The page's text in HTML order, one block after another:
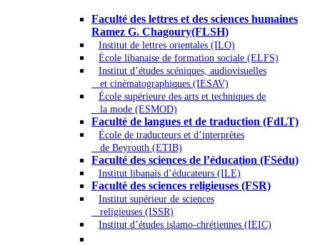
Faculté des lettres et des sciences humaines
Ramez G. Chagoury(FLSH)
Institut de lettres orientales (ILO)
École libanaise de formation sociale (ELFS)
Institut d’études scéniques, audiovisuelles
et cinématographiques (IESAV)
École supérieure des arts et techniques de
la mode (ESMOD)
Faculté de langues et de traduction (FdLT)
École de traducteurs et d’interprètes
de Beyrouth (ETIB)
Faculté des sciences de l’éducation (FSédu)
Institut libanais d’éducateurs (ILE)
Faculté des sciences religieuses (FSR)
Institut supérieur de sciences
religieuses (ISSR)
Institut d’études islamo-chrétiennes (IEIC)